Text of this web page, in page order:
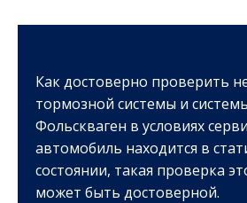
Как достоверно проверить
тормозной системы и
Фольскваген в условиях
автомобиль находится в
состоянии, такая проверка
может быть достоверной.